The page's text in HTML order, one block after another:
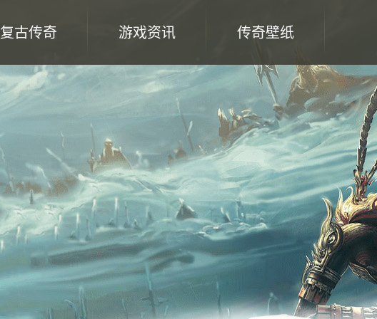
复古传奇 游戏资讯 传奇壁纸